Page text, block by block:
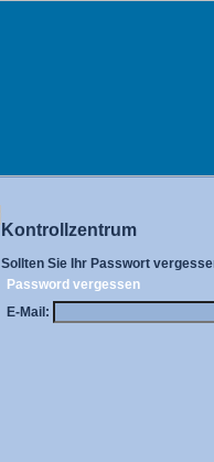
Kontrollzentrum
Sollten Sie Ihr Passwort
Password vergessen
E-Mail: